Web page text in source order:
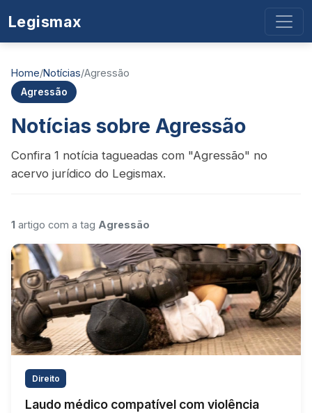
Legismax
Home/Notícias/Agressão
Agressão
Notícias sobre Agressão
Confira 1 notícia tagueadas com "Agressão" no
acervo jurídico do Legismax.
1 artigo com a tag Agressão
Direito
Laudo médico compatível com violência